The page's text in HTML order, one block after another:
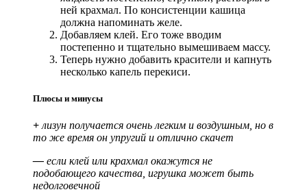
ней крахмал. По консистенции кашица
должна напоминать желе.
Добавляем клей. Его тоже вводим
постепенно и тщательно вымешиваем массу.
Теперь нужно добавить красители и капнуть
несколько капель перекиси.
Плюсы и минусы
+ лизун получается очень легким и воздушным, но в
то же время он упругий и отлично скачет
— если клей или крахмал окажутся не
подобающего качества, игрушка может быть
недолговечной